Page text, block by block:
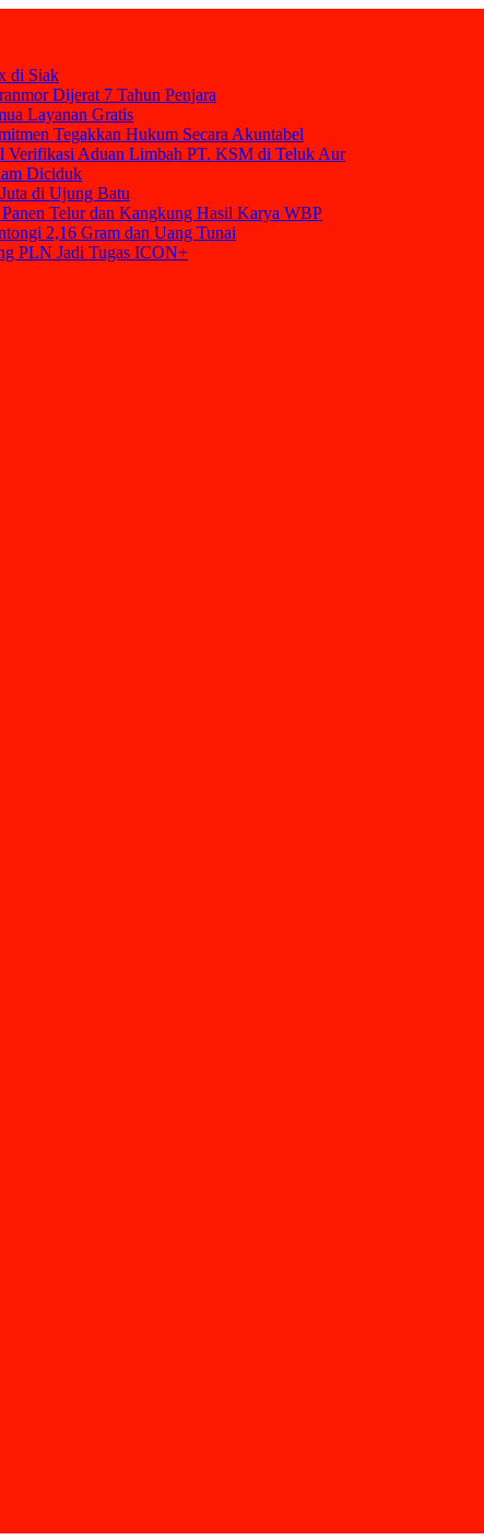
di Siak
Dijerat 7 Tahun Penjara
Layanan Gratis
Tegakkan Hukum Secara Akuntabel
Aduan Limbah PT. KSM di Teluk Aur
Diciduk
di Ujung Batu
Telur dan Kangkung Hasil Karya WBP
2,16 Gram dan Uang Tunai
PLN Jadi Tugas ICON+